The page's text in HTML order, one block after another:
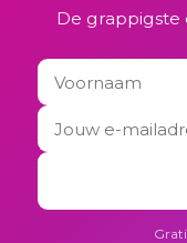
De grappigste